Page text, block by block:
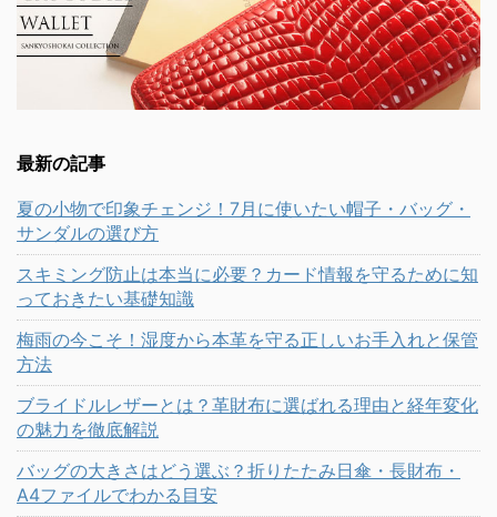
最新の記事
夏の小物で印象チェンジ！7月に使いたい帽子・バッグ・
サンダルの選び方
スキミング防止は本当に必要？カード情報を守るために知
っておきたい基礎知識
梅雨の今こそ！湿度から本革を守る正しいお手入れと保管
方法
ブライドルレザーとは？革財布に選ばれる理由と経年変化
の魅力を徹底解説
バッグの大きさはどう選ぶ？折りたたみ日傘・長財布・
A4ファイルでわかる目安